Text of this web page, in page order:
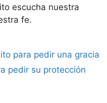
escucha nuestra
fe.
para pedir una gracia
pedir su protección